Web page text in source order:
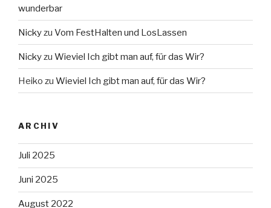
wunderbar
Nickyzu Vom FestHalten und LosLassen
Nickyzu Wieviel Ich gibt man auf, für das Wir?
Heiko zu Wieviel Ich gibt man auf, für das Wir?
ARCHIV
Juli 2025
Juni 2025
August 2022